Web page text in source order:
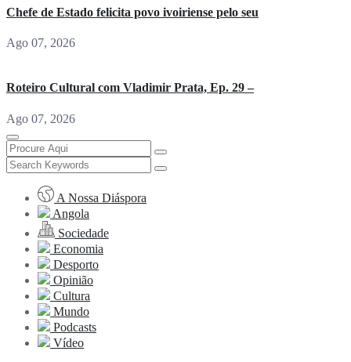
Chefe de Estado felicita povo ivoiriense pelo seu
Ago 07, 2026
Roteiro Cultural com Vladimir Prata, Ep. 29 –
Ago 07, 2026
A Nossa Diáspora
Angola
Sociedade
Economia
Desporto
Opinião
Cultura
Mundo
Podcasts
Vídeo